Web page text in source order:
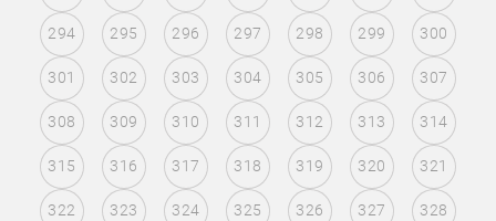
294 295 296 297 298 299 300
301 302 303 304 305 306 307
308 309 310 311 312 313 314
315 316 317 318 319 320 321
322 323 324 325 326 327 328